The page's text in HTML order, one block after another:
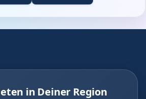
in Deiner Region